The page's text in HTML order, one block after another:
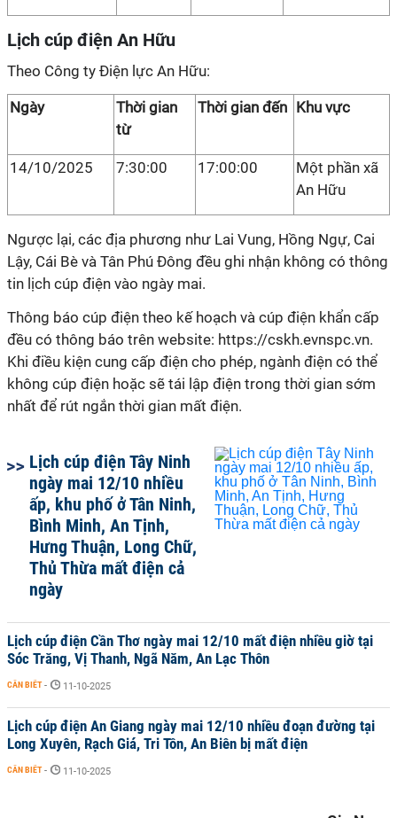
Lịch cúp điện An Hữu
Theo Công ty Điện lực An Hữu:
Ngày
Thời gian
từ
Thời gian đến Khu vực
14/10/2025 7:30:00 17:00:00
Một phần xã
An Hữu
Ngược lại, các địa phương như Lai Vung, Hồng Ngự, Cai
Lậy, Cái Bè và Tân Phú Đông đều ghi nhận không có thông
tin lịch cúp điện vào ngày mai.
Thông báo cúp điện theo kế hoạch và cúp điện khẩn cấp
đều có thông báo trên website: https://cskh.evnspc.vn.
Khi điều kiện cung cấp điện cho phép, ngành điện có thể
không cúp điện hoặc sẽ tái lập điện trong thời gian sớm
nhất để rút ngắn thời gian mất điện.
Lịch cúp điện Tây Ninh
ngày mai 12/10 nhiều
ấp, khu phố ở Tân Ninh,
Bình Minh, An Tịnh,
Hưng Thuận, Long Chữ,
Thủ Thừa mất điện cả
ngày
Lịch cúp điện Cần Thơ ngày mai 12/10 mất điện nhiều giờ tại
Sóc Trăng, Vị Thanh, Ngã Năm, An Lạc Thôn
CẦN BIẾT - 11-10-2025
Lịch cúp điện An Giang ngày mai 12/10 nhiều đoạn đường tại
Long Xuyên, Rạch Giá, Tri Tôn, An Biên bị mất điện
CẦN BIẾT - 11-10-2025